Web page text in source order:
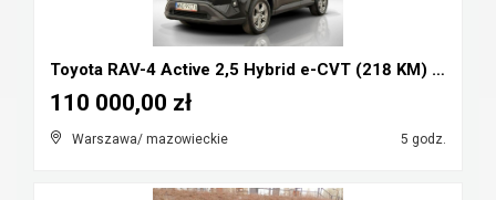
Toyota RAV-4 Active 2,5 Hybrid e-CVT (218 KM) Salo...
Warszawa/ mazowieckie 5 godz.
110 000,00 zł